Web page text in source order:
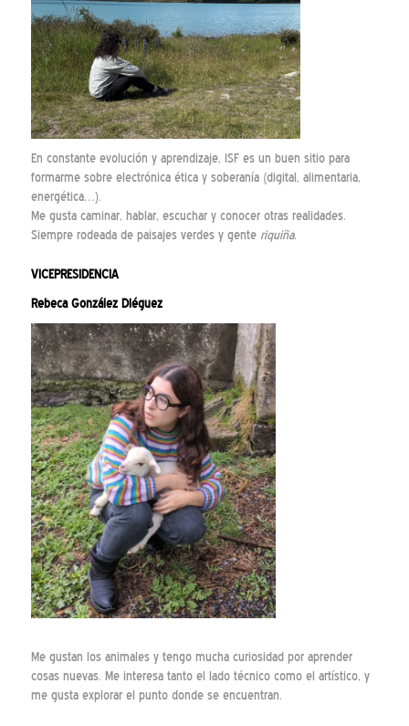
En constante evolución y aprendizaje, ISF es un buen sitio para
formarme sobre electrónica ética y soberanía (digital, alimentaria,
energética…).
Me gusta caminar, hablar, escuchar y conocer otras realidades.
Siempre rodeada de paisajes verdes y gente riquiña.
VICEPRESIDENCIA
Rebeca González Diéguez
Me gustan los animales y tengo mucha curiosidad por aprender
cosas nuevas. Me interesa tanto el lado técnico como el artístico, y
me gusta explorar el punto donde se encuentran.